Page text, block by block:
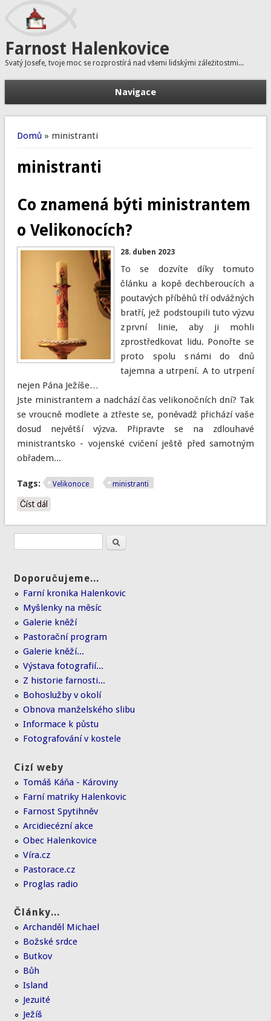
Farnost Halenkovice
Svatý Josefe, tvoje moc se rozprostírá nad všemi lidskými záležitostmi...
Navigace
Jste zde
Domů» ministranti
ministranti
Co znamená býti ministrantem
o Velikonocích?
28. duben 2023
To se dozvíte díky tomuto
článku a kopě dechberoucích a
poutavých příběhů tří odvážných
bratří, jež podstoupili tuto výzvu
z první linie, aby ji mohli
zprostředkovat lidu. Ponořte se
proto spolu s námi do dnů
tajemna a utrpení. A to utrpení
nejen Pána Ježíše…
Jste ministrantem a nadchází čas velikonočních dní? Tak
se vroucně modlete a ztřeste se, poněvadž přichází vaše
dosud největší výzva. Připravte se na zdlouhavé
ministrantsko - vojenské cvičení ještě před samotným
obřadem...
Tags: Velikonoce ministranti
Číst dálCo znamená býti ministrantem o Velikonocích?
Vyhledávání
Doporučujeme...
Farní kronika Halenkovic
Myšlenky na měsíc
Galerie kněží
Pastorační program
Galerie kněží...
Výstava fotografií...
Z historie farnosti...
Bohoslužby v okolí
Obnova manželského slibu
Informace k půstu
Fotografování v kostele
Cizí weby
Tomáš Káňa - Károviny
Farní matriky Halenkovic
Farnost Spytihněv
Arcidiecézní akce
Obec Halenkovice
Víra.cz
Pastorace.cz
Proglas radio
Články...
Archanděl Michael
Božské srdce
Butkov
Bůh
Island
Jezuité
Ježíš